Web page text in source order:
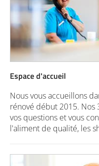
Espace d'accueil
Nous vous accueillons
rénové début 2015. Nos
vos questions et vous
l'aliment de qualité, les